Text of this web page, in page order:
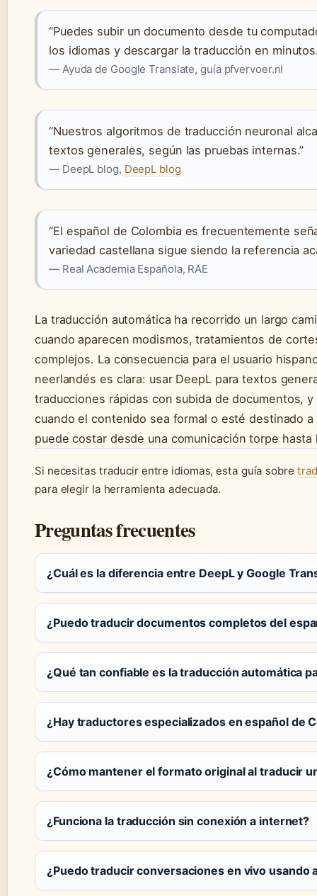
“Puedes subir un documento desde tu
los idiomas y descargar la traducción en
— Ayuda de Google Translate, guía pfvervoer.nl
“Nuestros algoritmos de traducción neuronal
textos generales, según las pruebas internas.”
— DeepL blog, DeepL blog
“El español de Colombia es frecuentemente
variedad castellana sigue siendo la referencia
— Real Academia Española, RAE
La traducción automática ha recorrido un largo
cuando aparecen modismos, tratamientos de
complejos. La consecuencia para el usuario
neerlandés es clara: usar DeepL para textos
traducciones rápidas con subida de documentos,
cuando el contenido sea formal o esté destinado
puede costar desde una comunicación torpe
Si necesitas traducir entre idiomas, esta guía sobre
para elegir la herramienta adecuada.
Preguntas frecuentes
¿Cuál es la diferencia entre DeepL y Google
¿Puedo traducir documentos completos del
¿Qué tan confiable es la traducción automática
¿Hay traductores especializados en español de
¿Cómo mantener el formato original al traducir
¿Funciona la traducción sin conexión a internet?
¿Puedo traducir conversaciones en vivo usando